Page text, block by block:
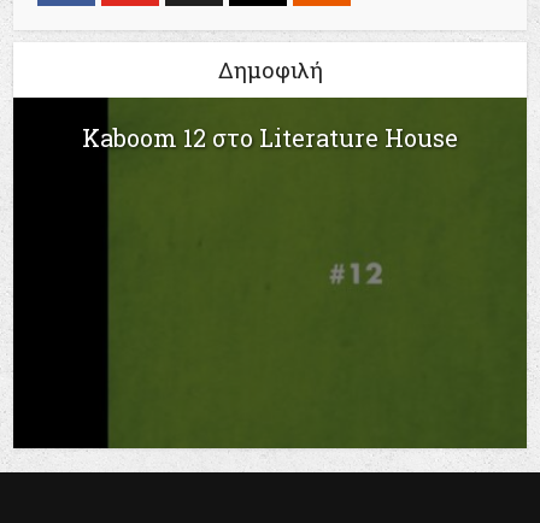
Δημοφιλή
Kaboom 12 στο Literature House